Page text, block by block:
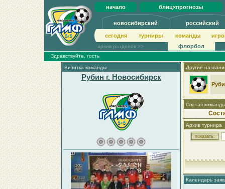
начало блиц×прогнозы
новосибирский российский
сегодня турниры команды
архив разделов >> флорбол
Здравствуйте, гость
Визитка команды
Рубин г. Новосибирск
Другие
Состав команды
Архив турнира
Календарь